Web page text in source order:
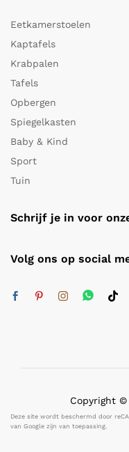
Eetkamerstoelen
Kaptafels
Krabpalen
Tafels
Opbergen
Spiegelkasten
Baby & Kind
Sport
Tuin
Schrijf je in voor
Volg ons op social
Copyright ©
Deze site wordt beschermd door
van Google zijn van toepassing.